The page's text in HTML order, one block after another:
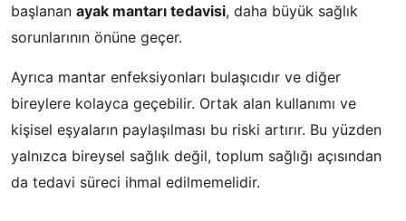
başlanan ayak mantarı tedavisi, daha büyük sağlık
sorunlarının önüne geçer.
Ayrıca mantar enfeksiyonları bulaşıcıdır ve diğer
bireylere kolayca geçebilir. Ortak alan kullanımı ve
kişisel eşyaların paylaşılması bu riski artırır. Bu yüzden
yalnızca bireysel sağlık değil, toplum sağlığı açısından
da tedavi süreci ihmal edilmemelidir.